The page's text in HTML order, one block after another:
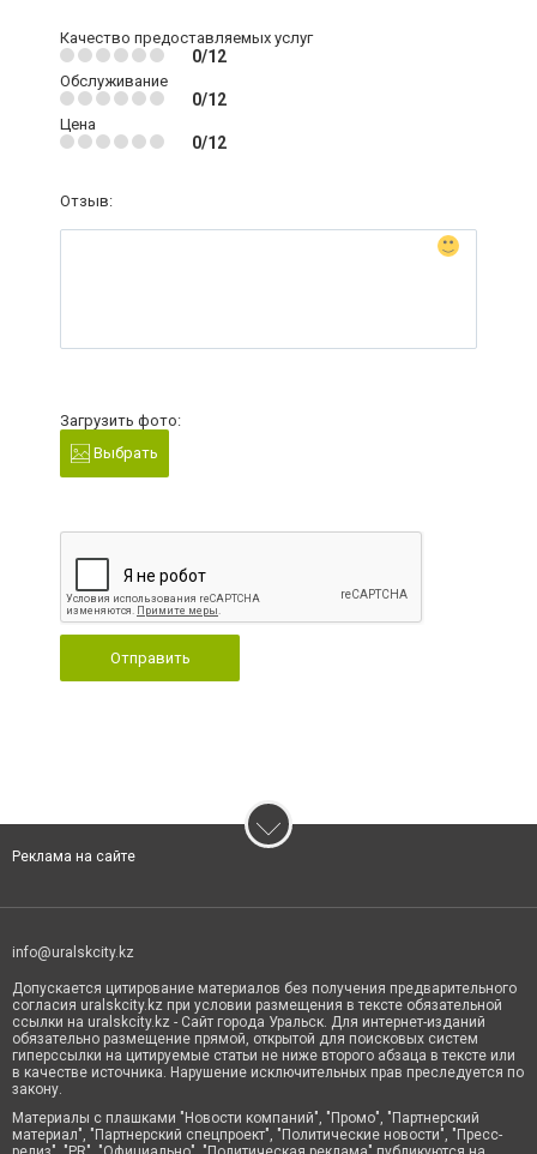
Качество предоставляемых услуг
0/12
Обслуживание
0/12
Цена
0/12
Отзыв:
Загрузить фото:
Выбрать
Отправить
Реклама на сайте
info@uralskcity.kz
Допускается цитирование материалов без получения предварительного
согласия uralskcity.kz при условии размещения в тексте обязательной
ссылки на uralskcity.kz - Сайт города Уральск. Для интернет-изданий
обязательно размещение прямой, открытой для поисковых систем
гиперссылки на цитируемые статьи не ниже второго абзаца в тексте или
в качестве источника. Нарушение исключительных прав преследуется по
закону.
Материалы с плашками "Новости компаний", "Промо", "Партнерский
материал", "Партнерский спецпроект", "Политические новости", "Пресс-